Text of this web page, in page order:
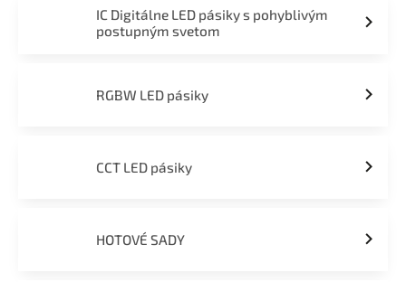
IC Digitálne LED pásiky s pohyblivým
postupným svetom
RGBW LED pásiky
CCT LED pásiky
HOTOVÉ SADY